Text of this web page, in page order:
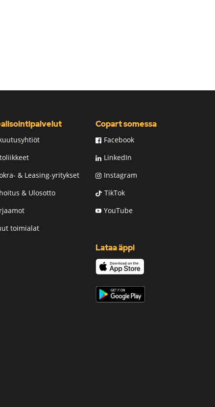
& Leasing-yritykset
& Ulosotto
toimialat
Copart somessa
Facebook
LinkedIn
Instagram
TikTok
YouTube
Lataa äppi